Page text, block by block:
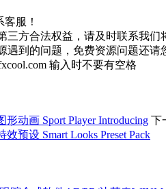
服！
方合法权益，请及时联系我们
到的问题，免费资源问题还请
输入时不要有空格
动画 Sport Player Introducing 下
预设 Smart Looks Preset Pack